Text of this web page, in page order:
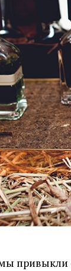
привыкли